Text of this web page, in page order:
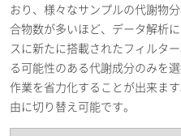
おり、様々なサンプルの代謝物
合物数が多いほど、データ解析
スに新たに搭載されたフィルタ
る可能性のある代謝成分のみを
作業を省力化することが出来ま
由に切り替え可能です。